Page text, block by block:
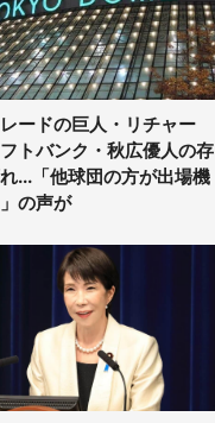
ードの巨人・リチャー
フトバンク・秋広優人の存
...「他球団の方が出場機
の声が